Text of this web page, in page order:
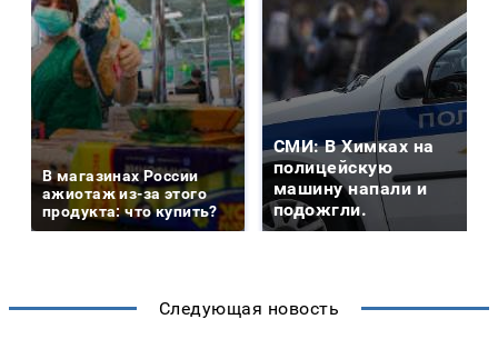
В магазинах России
ажиотаж из-за этого
продукта: что купить?
СМИ: В Химках на
полицейскую
машину напали и
подожгли.
Следующая новость